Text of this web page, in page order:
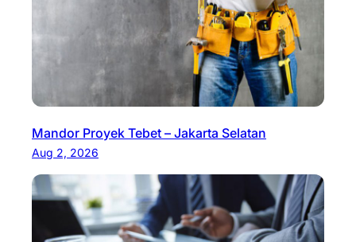
Mandor Proyek Tebet – Jakarta Selatan
Aug 2, 2026